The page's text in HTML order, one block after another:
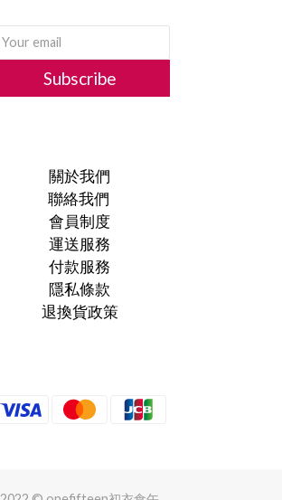
Subscribe
關於我們
聯絡我們
會員制度
運送服務
付款服務
隱私條款
退換貨政策